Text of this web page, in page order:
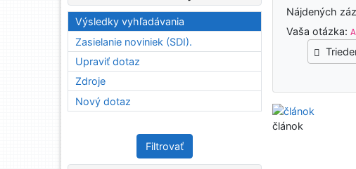
Nájdených
Vaša otázka:
článok
Výsledky vyhľadávania
Zasielanie noviniek (SDI).
Upraviť dotaz
Zdroje
Nový dotaz
Filtrovať